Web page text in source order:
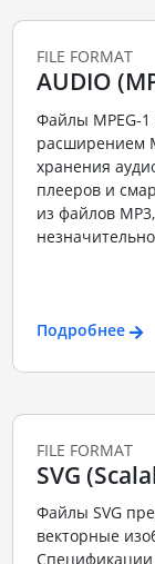
FILE FORMAT
AUDIO
Файлы MPEG-1
расширением
хранения
плееров и
из файлов
Подробнее
FILE FORMAT
SVG
Файлы SVG
векторные
Спецификации